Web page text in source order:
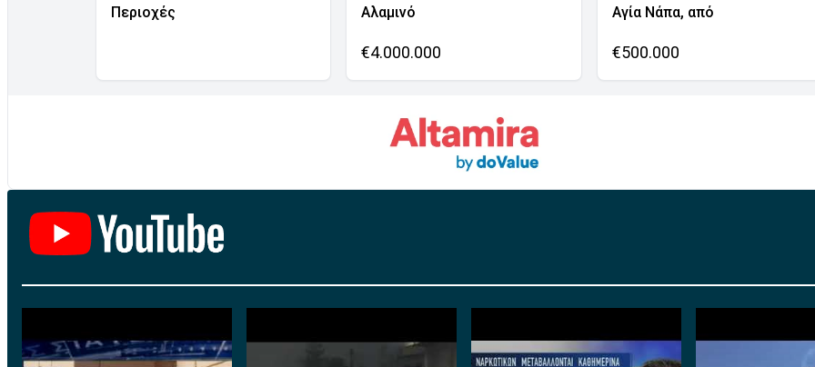
Περιοχές
Αλαμινό
€4.000.000
Αγία Νάπα, από
€500.000